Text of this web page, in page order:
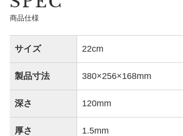
商品仕様
サイズ 22cm
製品寸法 380×256×168mm
深さ 120mm
厚さ 1.5mm